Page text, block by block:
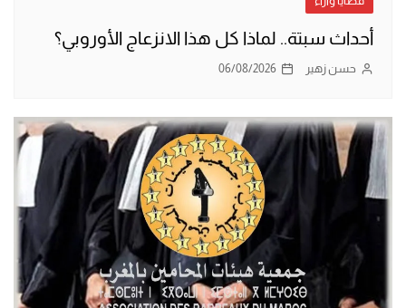
أحداث سبتة.. لماذا كل هذا الانزعاج الأوروبي؟
حسن زهير 06/08/2026